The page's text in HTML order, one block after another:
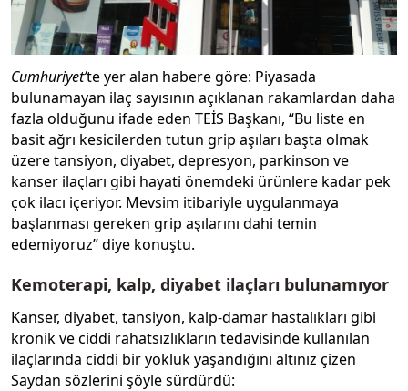
Cumhuriyet’te yer alan habere göre: Piyasada
bulunamayan ilaç sayısının açıklanan rakamlardan daha
fazla olduğunu ifade eden TEİS Başkanı, “Bu liste en
basit ağrı kesicilerden tutun grip aşıları başta olmak
üzere tansiyon, diyabet, depresyon, parkinson ve
kanser ilaçları gibi hayati önemdeki ürünlere kadar pek
çok ilacı içeriyor. Mevsim itibariyle uygulanmaya
başlanması gereken grip aşılarını dahi temin
edemiyoruz” diye konuştu.
Kemoterapi, kalp, diyabet ilaçları bulunamıyor
Kanser, diyabet, tansiyon, kalp-damar hastalıkları gibi
kronik ve ciddi rahatsızlıkların tedavisinde kullanılan
ilaçlarında ciddi bir yokluk yaşandığını altınız çizen
Saydan sözlerini şöyle sürdürdü: